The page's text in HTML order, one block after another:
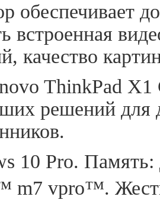
обеспечивает
встроенная
качество
ThinkPad
решений для
10 Pro. Память:
m7 vpro™.